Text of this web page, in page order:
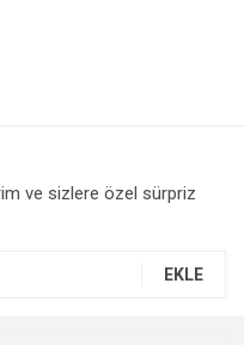
ve sizlere özel sürpriz
EKLE